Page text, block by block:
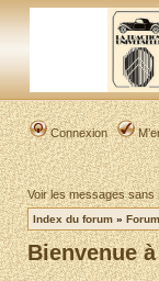
Connexion
Voir les messages sans
Index du forum »
Bienvenue